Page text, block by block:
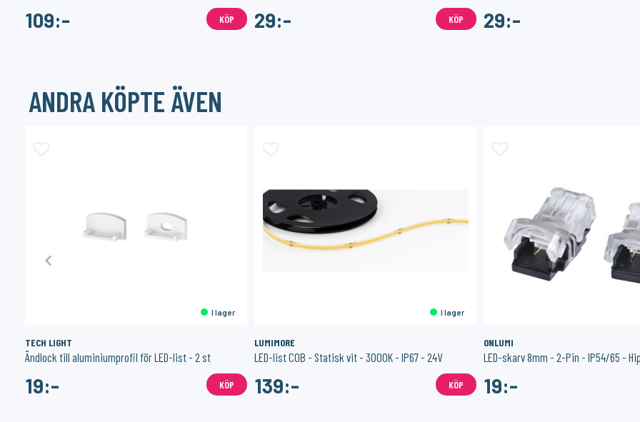
109:- KÖP 29:- KÖP 29:-
ANDRA KÖPTE ÄVEN
I lager
TECH LIGHT
Ändlock till aluminiumprofil för LED-list - 2 st
19:- KÖP
I lager
LUMIMORE
LED-list COB - Statisk vit - 3000K - IP67 - 24V
139:- KÖP
ONLUMI
LED-skarv 8mm - 2-Pin - IP54/65 -
19:-